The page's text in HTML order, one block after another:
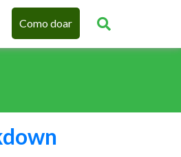
Como doar